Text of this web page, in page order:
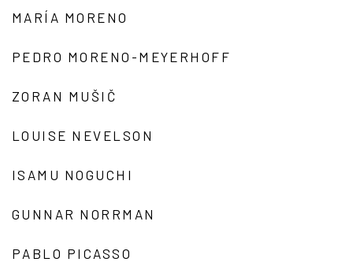
MARÍA MORENO
PEDRO MORENO-MEYERHOFF
ZORAN MUŠIČ
LOUISE NEVELSON
ISAMU NOGUCHI
GUNNAR NORRMAN
PABLO PICASSO